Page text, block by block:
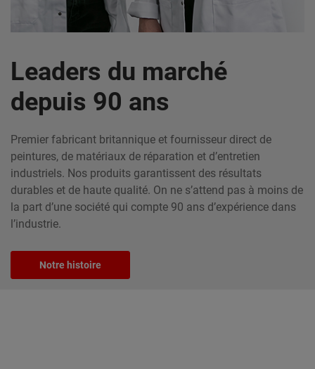
Leaders du marché
depuis 90 ans
Premier fabricant britannique et fournisseur direct de
peintures, de matériaux de réparation et d’entretien
industriels. Nos produits garantissent des résultats
durables et de haute qualité. On ne s’attend pas à moins de
la part d’une société qui compte 90 ans d’expérience dans
l’industrie.
Notre histoire